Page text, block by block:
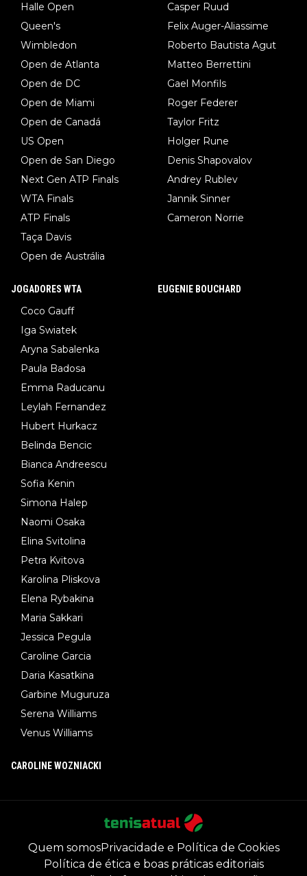
Halle Open
Queen's
Wimbledon
Open de Atlanta
Open de DC
Open de Miami
Open de Canadá
US Open
Open de San Diego
Next Gen ATP Finals
WTA Finals
ATP Finals
Taça Davis
Open de Austrália
Casper Ruud
Felix Auger-Aliassime
Roberto Bautista Agut
Matteo Berrettini
Gael Monfils
Roger Federer
Taylor Fritz
Holger Rune
Denis Shapovalov
Andrey Rublev
Jannik Sinner
Cameron Norrie
JOGADORES WTA
Coco Gauff
Iga Swiatek
Aryna Sabalenka
Paula Badosa
Emma Raducanu
Leylah Fernandez
Hubert Hurkacz
Belinda Bencic
Bianca Andreescu
Sofia Kenin
Simona Halep
Naomi Osaka
Elina Svitolina
Petra Kvitova
Karolina Pliskova
Elena Rybakina
Maria Sakkari
Jessica Pegula
Caroline Garcia
Daria Kasatkina
Garbine Muguruza
Serena Williams
Venus Williams
EUGENIE BOUCHARD
CAROLINE WOZNIACKI
Quem somosPrivacidade e Política de Cookies
Política de ética e boas práticas editoriais